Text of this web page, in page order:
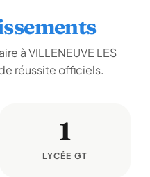
à VILLENEUVE LES
réussite officiels.
1
LYCÉE GT